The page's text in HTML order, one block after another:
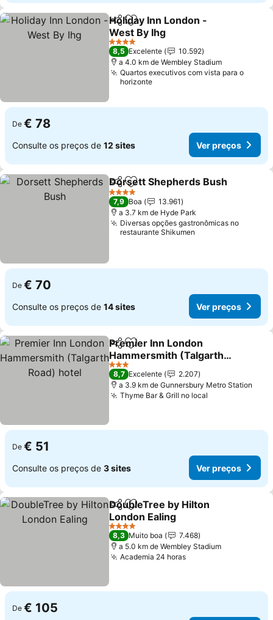
PartilharAdicionar aos favoritos
Holiday Inn London -
West By Ihg
Ver preços
4 Estrelas
8,5 Excelente
10.592
a 4.0 km de Wembley Stadium
Quartos executivos com vista para o
horizonte
De € 78
Consulte os preços de 12 sites Ver preços
PartilharAdicionar aos favoritos
Dorsett Shepherds Bush
4 Estrelas
7,9 Boa
13.961
a 3.7 km de Hyde Park
Diversas opções gastronômicas no
restaurante Shikumen
De € 70
Consulte os preços de 14 sites Ver preços
PartilharAdicionar aos favoritos
Premier Inn London
Hammersmith (Talgarth
Road) hotel
Ver preços
3 Estrelas
8,7 Excelente
2.207
a 3.9 km de Gunnersbury Metro Station
Thyme Bar & Grill no local
De € 51
Consulte os preços de 3 sites Ver preços
PartilharAdicionar aos favoritos
DoubleTree by Hilton
London Ealing
Ver preços
4 Estrelas
8,3 Muito boa
7.468
a 5.0 km de Wembley Stadium
Academia 24 horasVer preços
De € 105